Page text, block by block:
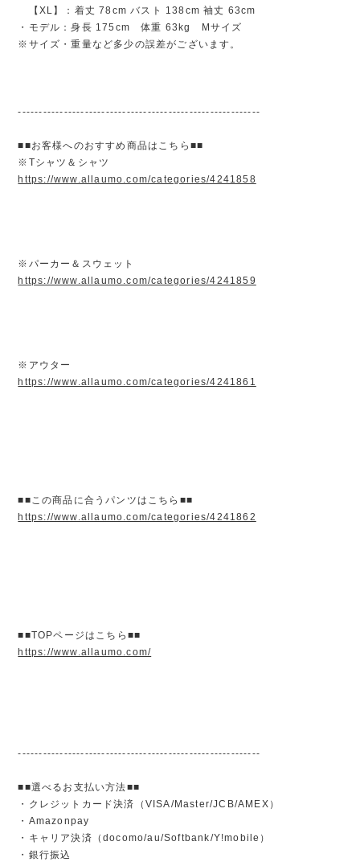
【XL】：着丈 78cm バスト 138cm 袖丈 63cm
・モデル：身長 175cm 体重 63kg Mサイズ
※サイズ・重量など多少の誤差がございます。
----------------------------------------------------------
■■お客様へのおすすめ商品はこちら■■
※Tシャツ＆シャツ
https://www.allaumo.com/categories/4241858
※パーカー＆スウェット
https://www.allaumo.com/categories/4241859
※アウター
https://www.allaumo.com/categories/4241861
■■この商品に合うパンツはこちら■■
https://www.allaumo.com/categories/4241862
■■TOPページはこちら■■
https://www.allaumo.com/
----------------------------------------------------------
■■選べるお支払い方法■■
・クレジットカード決済（VISA/Master/JCB/AMEX）
・Amazonpay
・キャリア決済（docomo/au/Softbank/Y!mobile）
・銀行振込